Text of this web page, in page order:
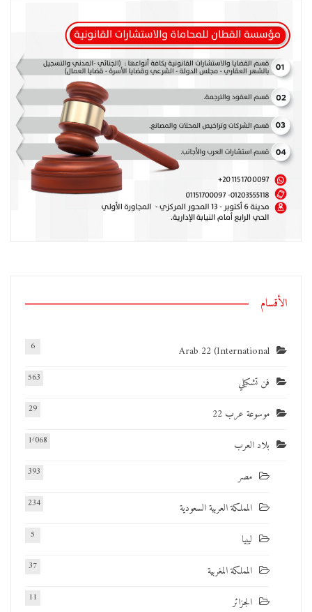
الأقسام
Arab 22 (International
6
فن تشكيلي 563
موسوعة عرب 22 29
بلاد العرب 1٬068
مصر 393
المملكة العربية السعودية 234
ليبيا 5
المملكة المغربية 37
الجزائر 11